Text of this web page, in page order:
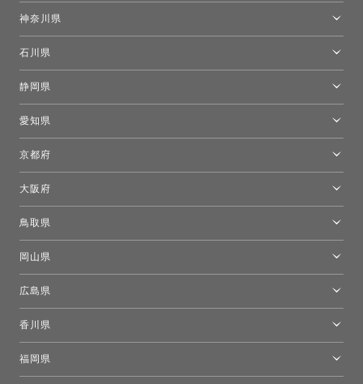
モーイ東京
キーブー東京
FLOS｜フロスデザインスペース青山
神奈川県
石川県
静岡県
愛知県
京都府
大阪府
鳥取県
岡山県
広島県
香川県
福岡県